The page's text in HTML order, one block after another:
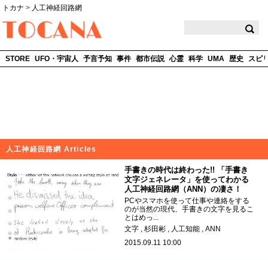
トカナ > 人工神経回路網
STORE UFO・宇宙人 予言予知 事件 都市伝説 心霊 科学 UMA 歴史 スピ
人工神経回路網 Articles
手書きの時代は終わった!! 「手書き
文字ジェネレータ」を使ってわかる
人工神経回路網（ANN）の凄さ！
PCやスマホを使って仕事や連絡をする
のが当然の現代、手書きの文字を見るこ
とはめっ...
文字
杉田彬 人工知能
ANN
2015.09.11 10:00